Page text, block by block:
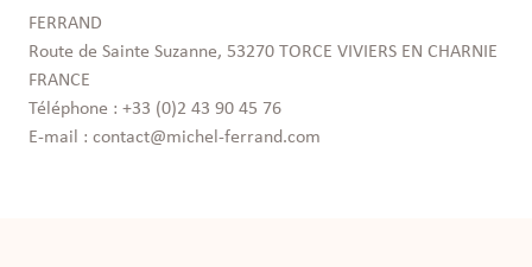
FERRAND
Route de Sainte Suzanne, 53270 TORCE VIVIERS EN CHARNIE
FRANCE
Téléphone : +33 (0)2 43 90 45 76
E-mail : contact@michel-ferrand.com